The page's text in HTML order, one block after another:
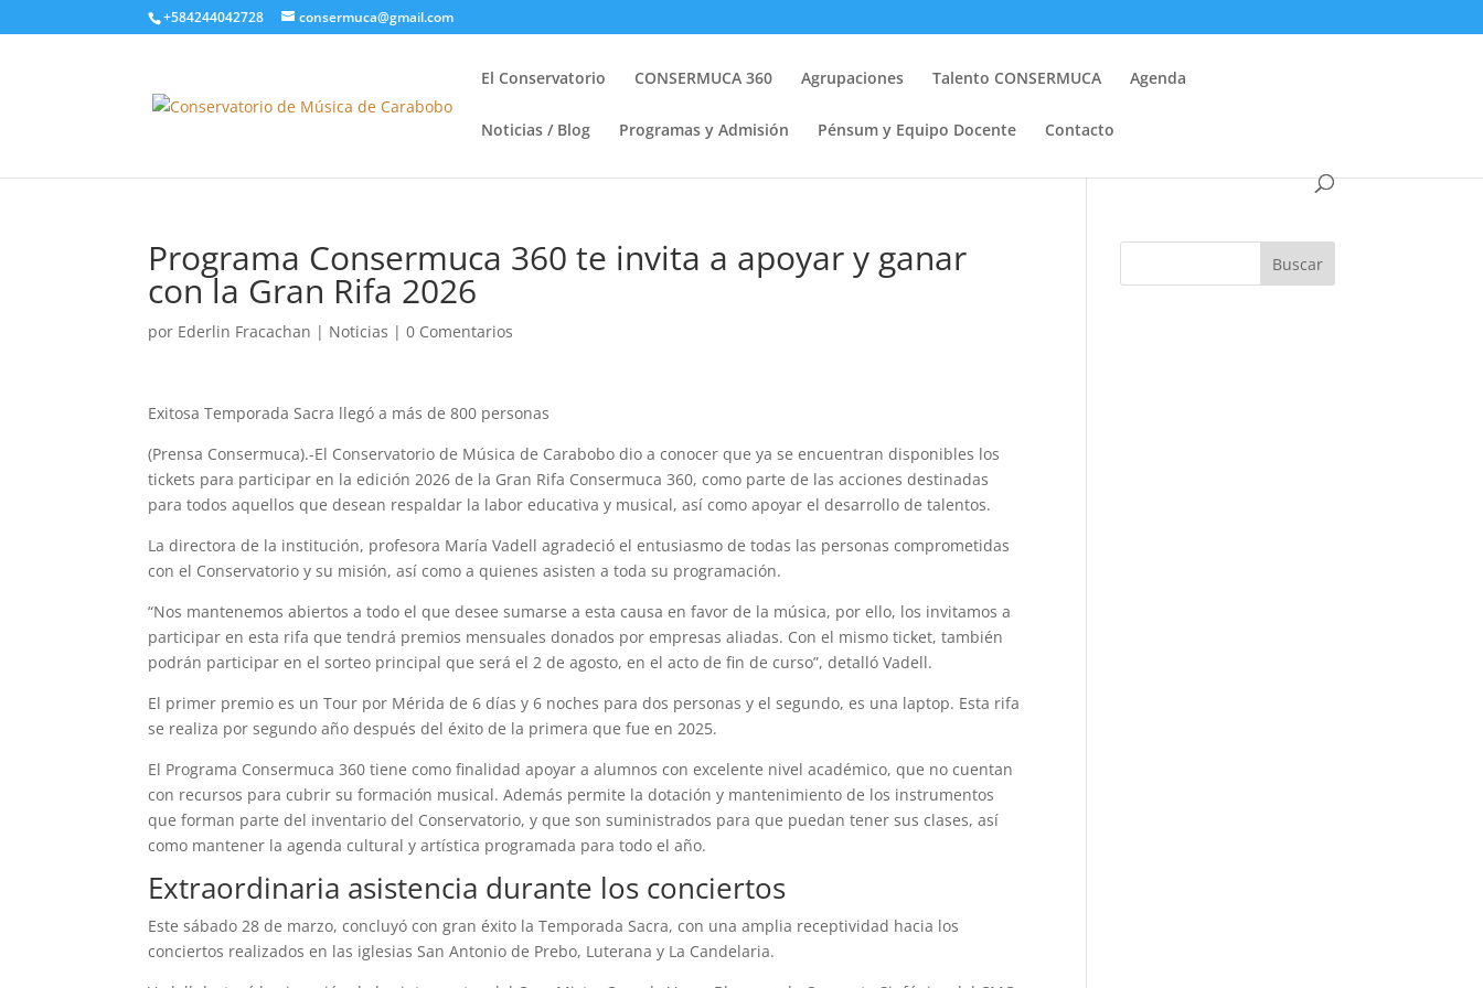
+584244042728 consermuca@gmail.com
El Conservatorio CONSERMUCA 360 Agrupaciones Talento CONSERMUCA Agenda
Noticias / Blog Programas y Admisión Pénsum y Equipo Docente Contacto
Programa Consermuca 360 te invita a apoyar y ganar
con la Gran Rifa 2026
por Ederlin Fracachan | Noticias |0 Comentarios
Exitosa Temporada Sacra llegó a más de 800 personas
(Prensa Consermuca).-El Conservatorio de Música de Carabobo dio a conocer que ya se encuentran disponibles los
tickets para participar en la edición 2026 de la Gran Rifa Consermuca 360, como parte de las acciones destinadas
para todos aquellos que desean respaldar la labor educativa y musical, así como apoyar el desarrollo de talentos.
La directora de la institución, profesora María Vadell agradeció el entusiasmo de todas las personas comprometidas
con el Conservatorio y su misión, así como a quienes asisten a toda su programación.
“Nos mantenemos abiertos a todo el que desee sumarse a esta causa en favor de la música, por ello, los invitamos a
participar en esta rifa que tendrá premios mensuales donados por empresas aliadas. Con el mismo ticket, también
podrán participar en el sorteo principal que será el 2 de agosto, en el acto de fin de curso”, detalló Vadell.
El primer premio es un Tour por Mérida de 6 días y 6 noches para dos personas y el segundo, es una laptop. Esta rifa
se realiza por segundo año después del éxito de la primera que fue en 2025.
El Programa Consermuca 360 tiene como finalidad apoyar a alumnos con excelente nivel académico, que no cuentan
con recursos para cubrir su formación musical. Además permite la dotación y mantenimiento de los instrumentos
que forman parte del inventario del Conservatorio, y que son suministrados para que puedan tener sus clases, así
como mantener la agenda cultural y artística programada para todo el año.
Extraordinaria asistencia durante los conciertos
Este sábado 28 de marzo, concluyó con gran éxito la Temporada Sacra, con una amplia receptividad hacia los
conciertos realizados en las iglesias San Antonio de Prebo, Luterana y La Candelaria.
Buscar